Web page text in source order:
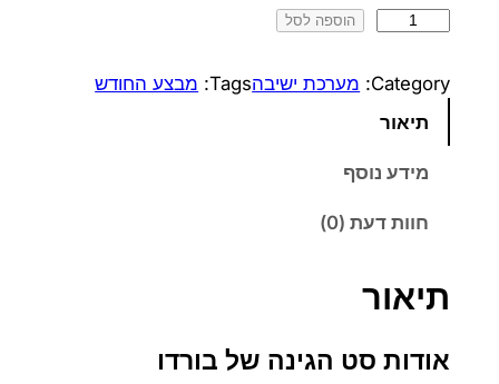
ה
י
,
0
ו
0
ו
ו
ל
הוספה לסל
Category: מערכת ישיבהTags: מבצע החודש
תיאור
מידע נוסף
חוות דעת (0)
תיאור
אודות סט הגינה של בורדו